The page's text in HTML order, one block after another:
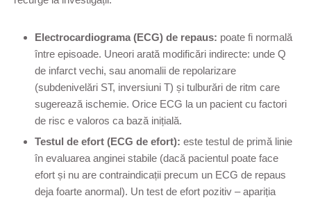
Electrocardiograma (ECG) de repaus: poate fi normală
între episoade. Uneori arată modificări indirecte: unde Q
de infarct vechi, sau anomalii de repolarizare
(subdenivelări ST, inversiuni T) și tulburări de ritm care
sugerează ischemie. Orice ECG la un pacient cu factori
de risc e valoros ca bază inițială.
Testul de efort (ECG de efort): este testul de primă linie
în evaluarea anginei stabile (dacă pacientul poate face
efort și nu are contraindicații precum un ECG de repaus
deja foarte anormal). Un test de efort pozitiv – apariția